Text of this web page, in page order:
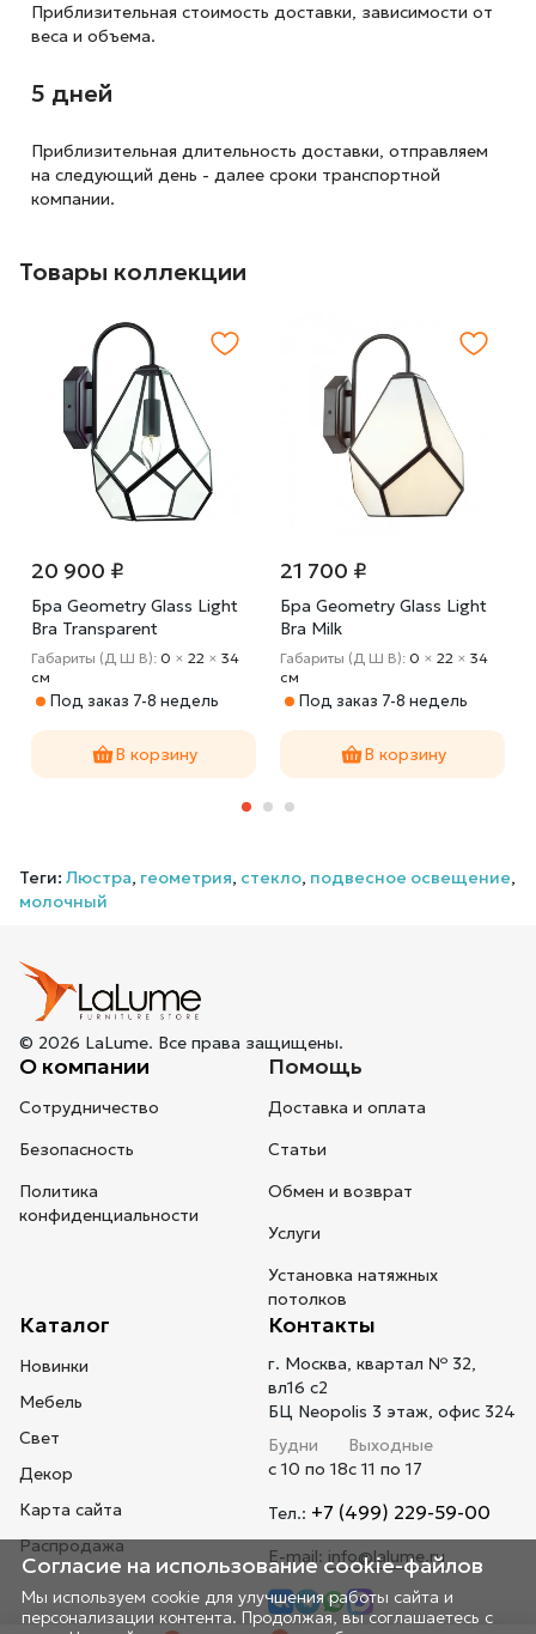
Приблизительная стоимость доставки, зависимости от
веса и объема.
5 дней
Приблизительная длительность доставки, отправляем
на следующий день - далее сроки транспортной
компании.
Товары коллекции
20 900 ₽
Бра Geometry Glass Light
Bra Transparent
Габариты (Д Ш В): 0 × 22 × 34
cм
Под заказ 7-8 недель
В корзину
21 700 ₽
Бра Geometry Glass Light
Bra Milk
Габариты (Д Ш В): 0 × 22 × 34
cм
Под заказ 7-8 недель
В корзину
Теги: Люстра, геометрия, стекло, подвесное освещение,
молочный
© 2026 LaLume. Все права защищены.
О компании
Сотрудничество
Безопасность
Политика
конфиденциальности
Помощь
Доставка и оплата
Статьи
Обмен и возврат
Услуги
Установка натяжных
потолков
Каталог
Новинки
Мебель
Свет
Декор
Карта сайта
Распродажа
Контакты
г. Москва, квартал № 32,
вл16 с2
БЦ Neopolis 3 этаж, офис 324
Будни
с 10 по 18
Выходные
с 11 по 17
Тел.: +7 (499) 229-59-00
E-mail: info@lalume.ru
Согласие на использование cookie-файлов
Мы используем cookie для улучшения работы сайта и
персонализации контента. Продолжая, вы соглашаетесь с